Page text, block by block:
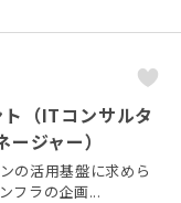
（ITコンサルタ
ジャー）
の活用基盤に求めら
フラの企画...